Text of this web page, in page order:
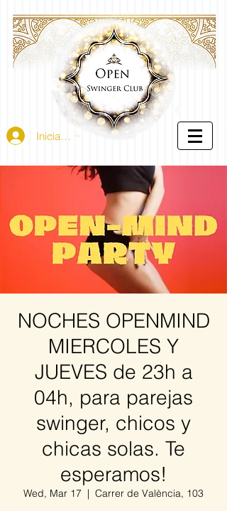
Iniciar sesión
NOCHES OPENMIND
MIERCOLES Y
JUEVES de 23h a
04h, para parejas
swinger, chicos y
chicas solas. Te
esperamos!
Wed, Mar 17
  |
Carrer de València, 103